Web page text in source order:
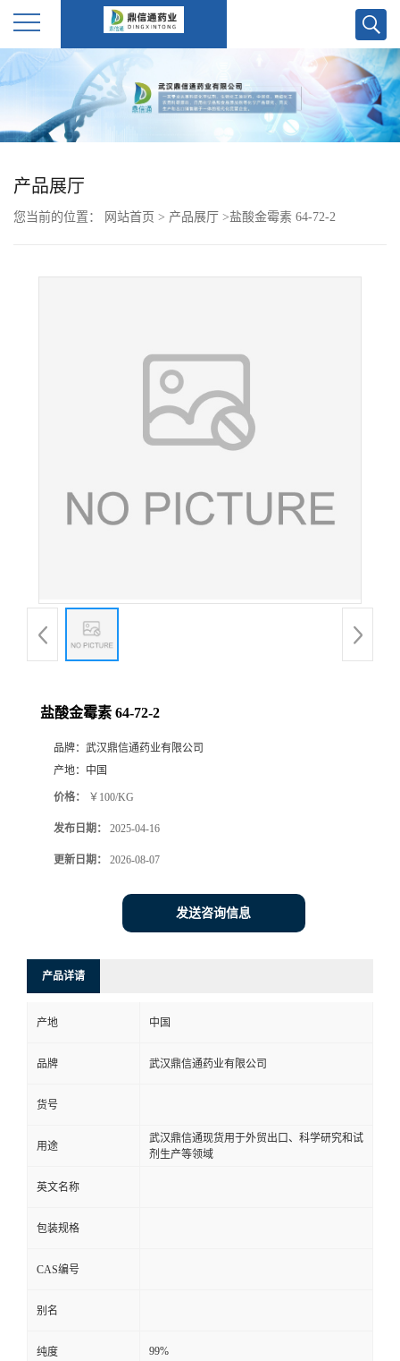
公
产
留
言
产品展厅
您当前的位置： 网站首页 > 产品展厅 >盐酸金霉素 64-72-2
盐酸金霉素 64-72-2
品牌： 武汉鼎信通药业有限公司
产地： 中国
价格： ￥100/KG
发布日期： 2025-04-16
更新日期： 2026-08-07
发送咨询信息
产品详请
产地 中国
品牌 武汉鼎信通药业有限公司
货号
用途
武汉鼎信通现货用于外贸出口、科学研究和试
剂生产等领域
英文名称
包装规格
CAS编号
别名
纯度 99%